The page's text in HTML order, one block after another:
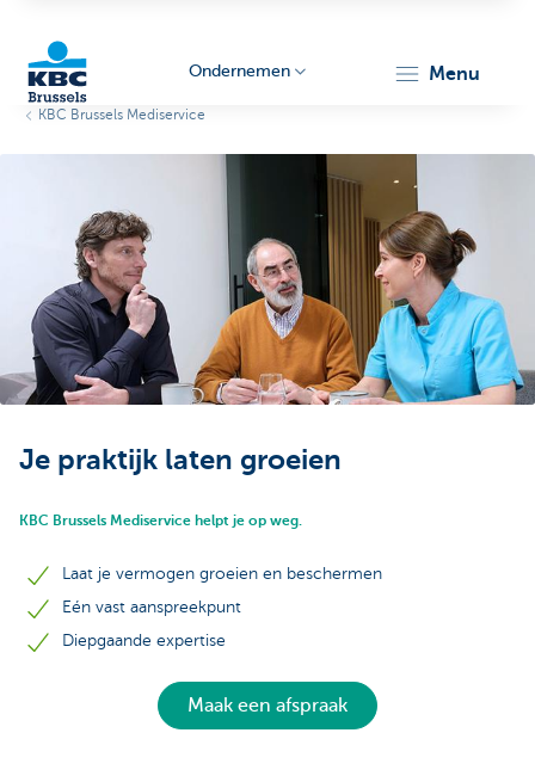
Ondernemers
Ondernemen menu
KBC Brussels Mediservice
Je praktijk laten groeien
KBC Brussels Mediservice helpt je op weg.
Laat je vermogen groeien en beschermen
Eén vast aanspreekpunt
Diepgaande expertise
Maak een afspraak